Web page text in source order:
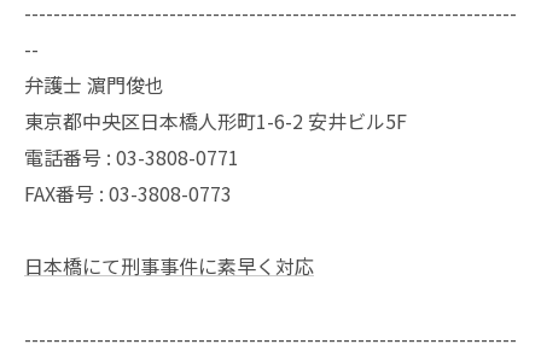
--------------------------------------------------------------------
--
弁護士 濵門俊也
東京都中央区日本橋人形町1-6-2 安井ビル5F
電話番号 : 03-3808-0771
FAX番号 : 03-3808-0773
日本橋にて刑事事件に素早く対応
--------------------------------------------------------------------